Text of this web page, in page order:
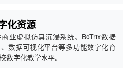
化资源
业虚拟仿真沉浸系统、BoTrix数据
数据可视化平台等多功能数字化育
数字化教学水平。